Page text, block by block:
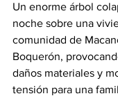
Un enorme árbol
noche sobre una
comunidad de
Boquerón,
daños materiales y
tensión para una